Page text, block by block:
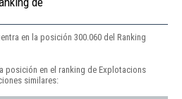
en la posición 300.060 del Ranking
posición en el ranking de Explotacions
similares: